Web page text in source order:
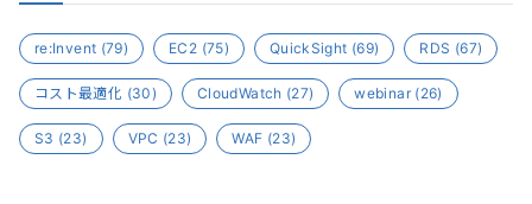
re:Invent (79) EC2 (75) QuickSight (69) RDS (67)
コスト最適化 (30) CloudWatch (27) webinar(26)
S3 (23) VPC (23) WAF (23)